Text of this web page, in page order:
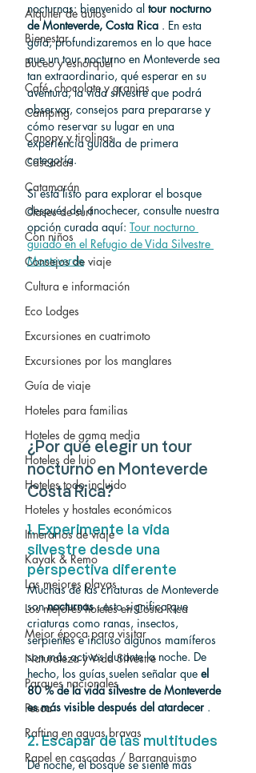
Alquiler de autos
Bienestar
Buceo y esnórquel
Café, chocolate y granjas
Camping
Canopy y tirolinas
Cascadas
Catamarán
Clases de surf
Con niños
Consejos de viaje
Cultura e información
Eco Lodges
Excursiones en cuatrimoto
Excursiones por los manglares
Guía de viaje
Hoteles para familias
Hoteles de gama media
Hoteles de lujo
Hoteles todo incluido
Hoteles y hostales económicos
Itinerarios de viaje
Kayak & Remo
Las mejores playas
Los mejores hoteles en Costa Rica
Mejor época para visitar
Naturaleza y Vida Silvestre
Parques nacionales
Pesca
Rafting en aguas bravas
Rapel en cascadas / Barranquismo
nocturnas: bienvenido al tour nocturno
de Monteverde, Costa Rica . En esta
guía, profundizaremos en lo que hace
que un tour nocturno en Monteverde sea
tan extraordinario, qué esperar en su
aventura, la vida silvestre que podrá
observar, consejos para prepararse y
cómo reservar su lugar en una
experiencia guiada de primera
categoría.
Si está listo para explorar el bosque
después del anochecer, consulte nuestra
opción curada aquí: Tour nocturno
guiado en el Refugio de Vida Silvestre
Monteverde
¿Por qué elegir un tour
nocturno en Monteverde
Costa Rica?
1. Experimente la vida
silvestre desde una
perspectiva diferente
Muchas de las criaturas de Monteverde
son nocturnas ; esto significa que
criaturas como ranas, insectos,
serpientes e incluso algunos mamíferos
son más activos durante la noche. De
hecho, los guías suelen señalar que el
80 % de la vida silvestre de Monteverde
es más visible después del atardecer .
2. Escapar de las multitudes
De noche, el bosque se siente más